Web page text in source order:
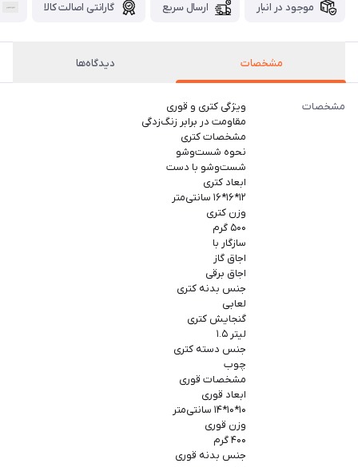
موجود در انبار ارسال سریع گارانتی اصالت کالا
مشخصات دیدگاه‌ها
مشخصات
ویژگی کتری و قوری
مقاومت در برابر زنگ‌زدگی
مشخصات کتری
نحوه شست‌وشو
شست‌وشو با دست
ابعاد کتری
۱۲*۱۶*۱۶ سانتی‌متر
وزن کتری
۵۰۰ گرم
سازگار با
اجاق گاز
اجاق برقی
جنس بدنه‌ کتری
لعابی
گنجایش کتری
لیتر ۱.۵
جنس دسته کتری
چوب
مشخصات قوری
ابعاد قوری
۱۰*۱۰*۱۴ سانتی‌متر
وزن قوری
۴۰۰ گرم
جنس بدنه قوری